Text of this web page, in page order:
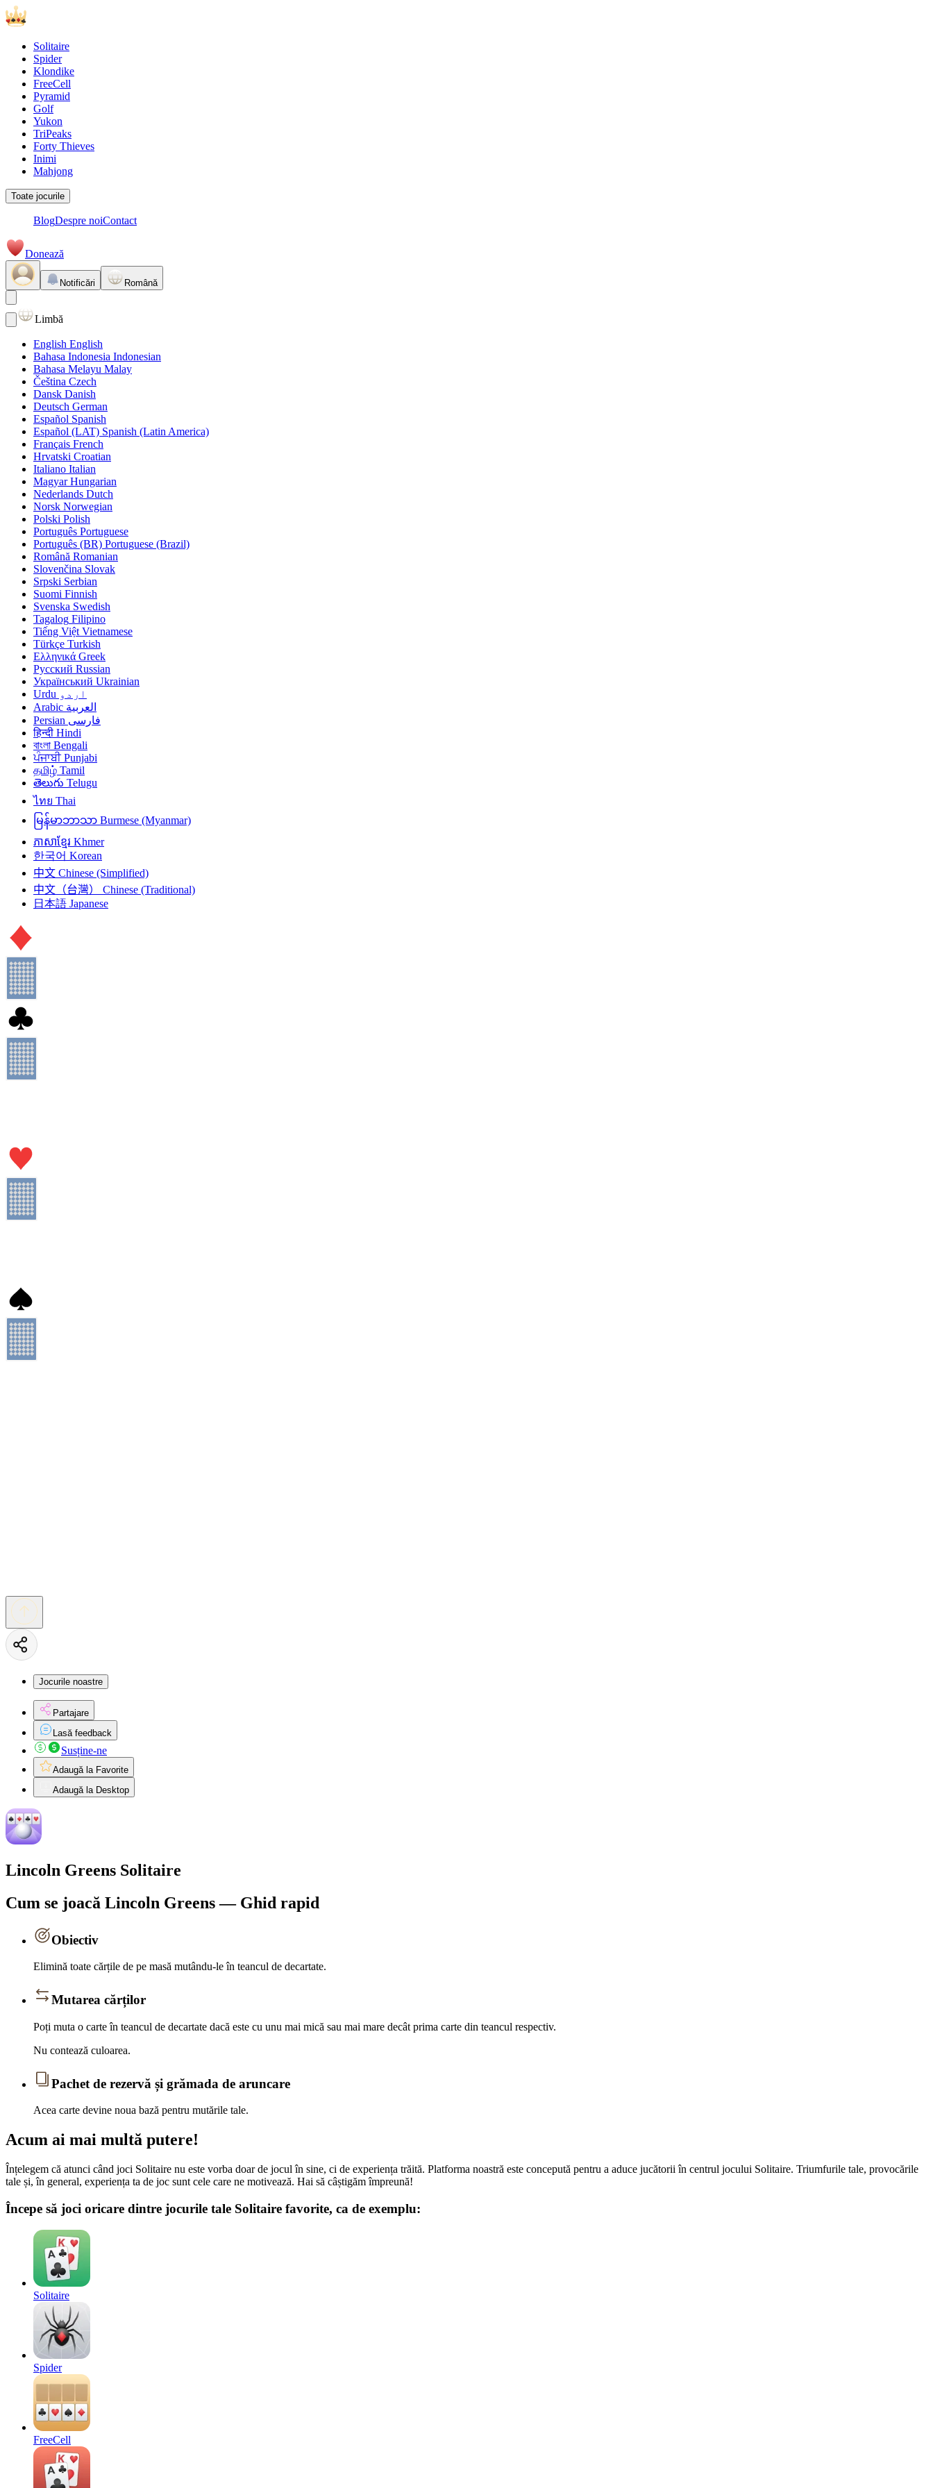
Solitaire
Spider
Klondike
FreeCell
Pyramid
Golf
Yukon
TriPeaks
Forty Thieves
Inimi
Mahjong
Toate jocurile
BlogDespre noiContact
Donează
Notificări Română
Limbă
English English
Bahasa Indonesia Indonesian
Bahasa Melayu Malay
Čeština Czech
Dansk Danish
Deutsch German
Español Spanish
Español (LAT) Spanish (Latin America)
Français French
Hrvatski Croatian
Italiano Italian
Magyar Hungarian
Nederlands Dutch
Norsk Norwegian
Polski Polish
Português Portuguese
Português (BR) Portuguese (Brazil)
Română Romanian
Slovenčina Slovak
Srpski Serbian
Suomi Finnish
Svenska Swedish
Tagalog Filipino
Tiếng Việt Vietnamese
Türkçe Turkish
Ελληνικά Greek
Русский Russian
Український Ukrainian
اردو Urdu
العربية Arabic
فارسی Persian
हिन्दी Hindi
বাংলা Bengali
ਪੰਜਾਬੀ Punjabi
தமிழ் Tamil
తెలుగు Telugu
ไทย Thai
မြန်မာဘာသာ Burmese (Myanmar)
ភាសាខ្មែរ Khmer
한국어 Korean
中文 Chinese (Simplified)
中文（台灣）
Chinese (Traditional)
日本語 Japanese
Jocurile noastre
Partajare
Lasă feedback
Susține-ne
Adaugă la Favorite
Adaugă la Desktop
Lincoln Greens Solitaire
Cum se joacă Lincoln Greens — Ghid rapid
Obiectiv
Elimină toate cărțile de pe masă mutându-le în teancul de decartate.
Mutarea cărților
Poți muta o carte în teancul de decartate dacă este cu unu mai mică sau mai mare decât prima carte din teancul respectiv.
Nu contează culoarea.
Pachet de rezervă și grămada de aruncare
Acea carte devine noua bază pentru mutările tale.
Acum ai mai multă putere!
Înțelegem că atunci când joci Solitaire nu este vorba doar de jocul în sine, ci de experiența trăită. Platforma noastră este concepută pentru a aduce jucătorii în centrul jocului Solitaire. Triumfurile tale, provocările
tale și, în general, experiența ta de joc sunt cele care ne motivează. Hai să câștigăm împreună!
Începe să joci oricare dintre jocurile tale Solitaire favorite, ca de exemplu:
Solitaire
Spider
FreeCell